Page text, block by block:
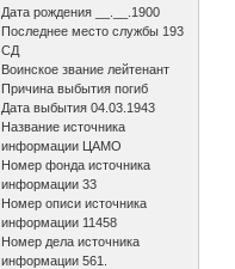
Дата рождения __.__.1900
Последнее место службы 193
СД
Воинское звание лейтенант
Причина выбытия погиб
Дата выбытия 04.03.1943
Название источника
информации ЦАМО
Номер фонда источника
информации 33
Номер описи источника
информации 11458
Номер дела источника
информации 561.